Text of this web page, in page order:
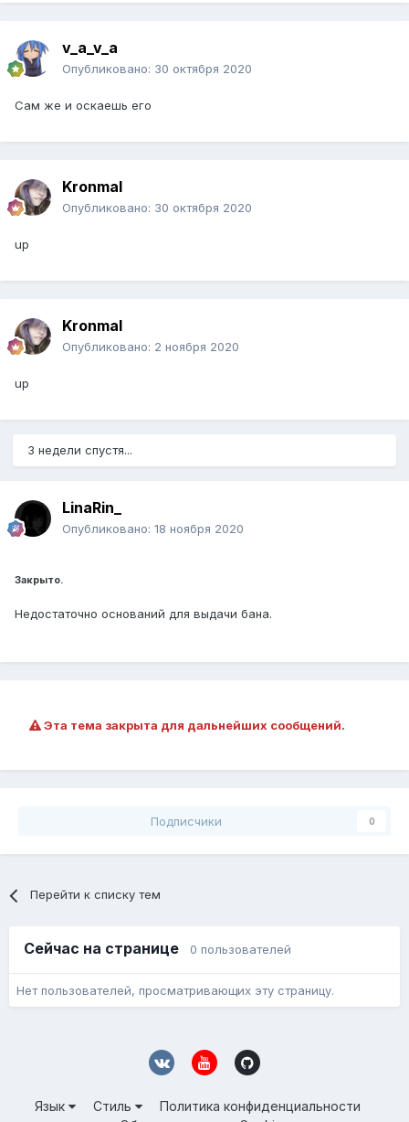
v_a_v_a
Опубликовано: 30 октября 2020
Сам же и оскаешь его
Kronmal
Опубликовано: 30 октября 2020
up
Kronmal
Опубликовано: 2 ноября 2020
up
3 недели спустя...
LinaRin_
Опубликовано: 18 ноября 2020
Закрыто.
Недостаточно оснований для выдачи бана.
Эта тема закрыта для дальнейших сообщений.
Подписчики 0
Перейти к списку тем
Сейчас на странице 0 пользователей
Нет пользователей, просматривающих эту страницу.
Язык Стиль
Политика конфиденциальности